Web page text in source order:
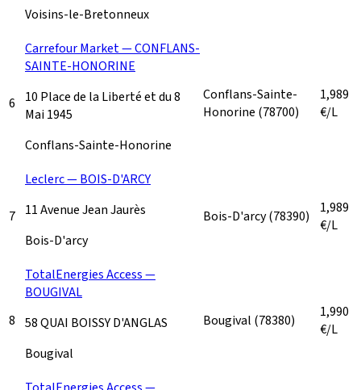
Voisins-le-Bretonneux
6
Carrefour Market — CONFLANS-
SAINTE-HONORINE
10 Place de la Liberté et du 8
Mai 1945
Conflans-Sainte-Honorine
Conflans-Sainte-
Honorine (78700)
1,989
€/L
7
Leclerc — BOIS-D'ARCY
11 Avenue Jean Jaurès
Bois-D'arcy
Bois-D'arcy(78390)
1,989
€/L
8
TotalEnergies Access —
BOUGIVAL
58 QUAI BOISSY D'ANGLAS
Bougival
Bougival (78380)
1,990
€/L